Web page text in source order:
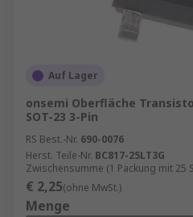
Auf Lager
onsemi Oberfläche
SOT-23 3-Pin
RS Best.-Nr. 690-0076
Herst. Teile-Nr. BC817-25LT3G
Zwischensumme (1 Packung mit 25
€ 2,25(ohne MwSt.)
Menge